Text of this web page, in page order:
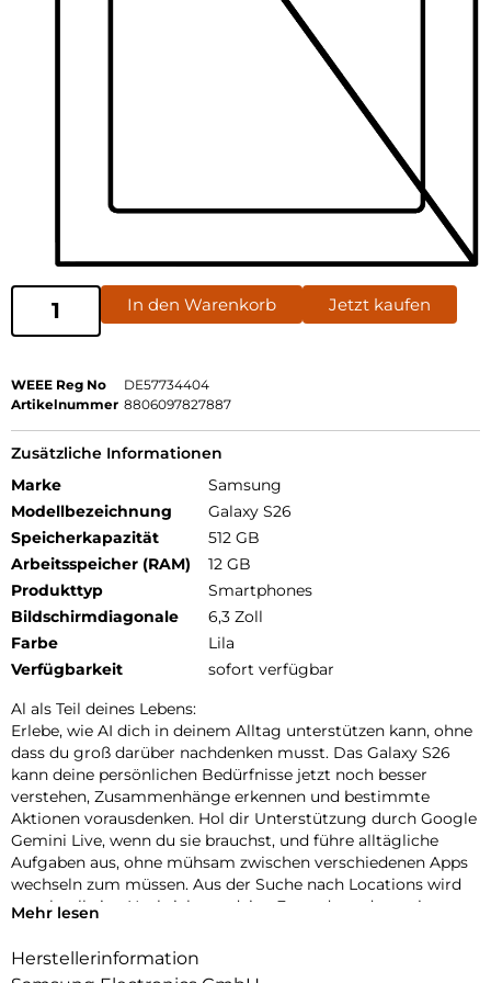
In den Warenkorb Jetzt kaufen
WEEE Reg No
DE57734404
Artikelnummer 8806097827887
Zusätzliche Informationen
Marke
Samsung
Modellbezeichnung
Galaxy S26
Speicherkapazität
512 GB
Arbeitsspeicher (RAM)
12 GB
Produkttyp
Smartphones
Bildschirmdiagonale
6,3 Zoll
Farbe
Lila
Verfügbarkeit
sofort verfügbar
Al als Teil deines Lebens:
Erlebe, wie AI dich in deinem Alltag unterstützen kann, ohne
dass du groß darüber nachdenken musst. Das Galaxy S26
kann deine persönlichen Bedürfnisse jetzt noch besser
verstehen, Zusammenhänge erkennen und bestimmte
Aktionen vorausdenken. Hol dir Unterstützung durch Google
Gemini Live, wenn du sie brauchst, und führe alltägliche
Aufgaben aus, ohne mühsam zwischen verschiedenen Apps
wechseln zum müssen. Aus der Suche nach Locations wird
so schnell eine Nachricht an deine Freunde und aus einer
Nutze auch Circle to Search mit Google, um schnell die
Mehr lesen
Herstellerinformation